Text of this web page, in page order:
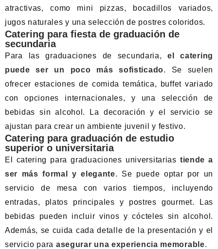
atractivas, como mini pizzas, bocadillos variados,
jugos naturales y una selección de postres coloridos.
Catering para fiesta de graduación de
secundaria
Para las graduaciones de secundaria,el catering
puede ser un poco más sofisticado. Se suelen
ofrecer estaciones de comida temática, buffet variado
con opciones internacionales, y una selección de
bebidas sin alcohol. La decoración y el servicio se
ajustan para crear un ambiente juvenil y festivo.
Catering para graduación de estudio
superior o universitaria
El catering para graduaciones universitarias tiende a
ser más formal y elegante. Se puede optar por un
servicio de mesa con varios tiempos, incluyendo
entradas, platos principales y postres gourmet. Las
bebidas pueden incluir vinos y cócteles sin alcohol.
Además, se cuida cada detalle de la presentación y el
servicio para asegurar una experiencia memorable.